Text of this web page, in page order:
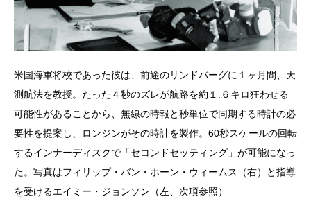
米国海軍将校であった彼は、前途のリンドバーグに１ヶ月間、天
測航法を教授。たった４秒のズレが航路を約１.６キロ狂わせる
可能性があることから、無線の時報と秒単位で同期する時計の必
要性を提案し、ロンジンがその時計を製作。60秒スケールの回転
するインナーディスクで「セコンドセッティング」が可能になっ
た。写真はフィリップ・バン・ホーン・ウィームス（右）と指導
を受けるエイミー・ジョンソン（左、次項参照）